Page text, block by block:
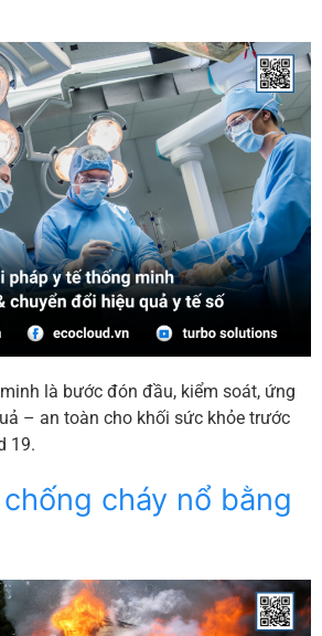
là bước đón đầu, kiểm soát, ứng
– an toàn cho khối sức khỏe trước
19.
cháy nổ bằng